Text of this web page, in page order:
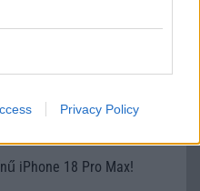
Privacy Policy
megváltoztatja a
tudnak róla
Galaxy S26 egyik legjobb
iPhone 18 Pro Max!